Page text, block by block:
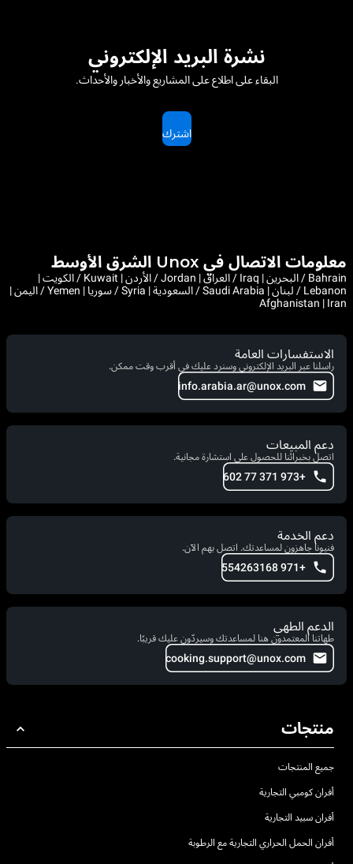
نشرة البريد الإلكتروني
البقاء على اطلاع على المشاريع والأخبار والأحداث.
اشترك
معلومات الاتصال في Unox الشرق الأوسط
Bahrain / البحرين | Iraq / العراق | Jordan / الأردن | Kuwait / الكويت |
Lebanon / لبنان | Saudi Arabia / السعودية | Syria / سوريا | Yemen / اليمن |
Afghanistan | Iran
الاستفسارات العامة
راسلنا عبر البريد الإلكتروني وسنرد عليك في أقرب وقت ممكن.
info.arabia.ar@unox.com
دعم المبيعات
اتصل بخبرائنا للحصول على استشارة مجانية.
+973 371 77 602
دعم الخدمة
فنيونا جاهزون لمساعدتك. اتصل بهم الآن.
+971 554263168
الدعم الطهي
طهاتنا المعتمدون هنا لمساعدتك وسيردّون عليك قريبًا.
cooking.support@unox.com
منتجات
جميع المنتجات
أفران كومبي التجارية
أفران سبيد التجارية
أفران الحمل الحراري التجارية مع الرطوبة